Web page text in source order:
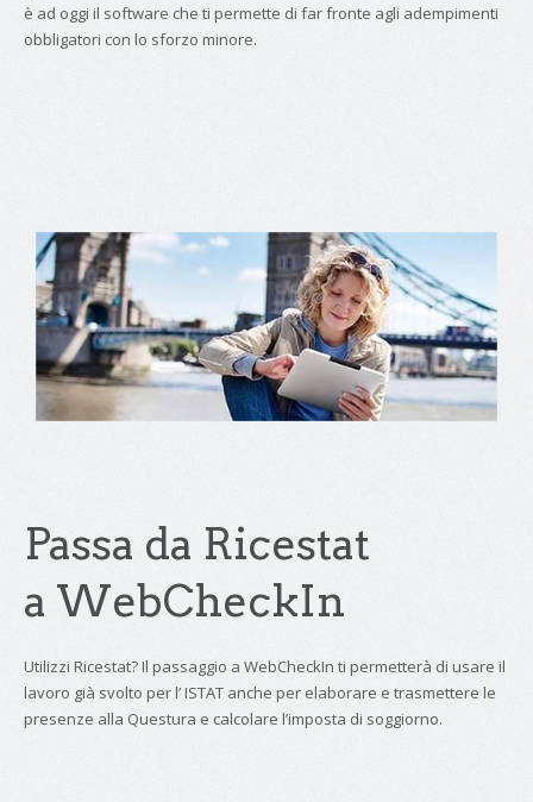
è ad oggi il software che ti permette di far fronte agli adempimenti
obbligatori con lo sforzo minore.
Passa da Ricestat
a WebCheckIn
Utilizzi Ricestat? Il passaggio a WebCheckIn ti permetterà di usare il
lavoro già svolto per l’ ISTAT anche per elaborare e trasmettere le
presenze alla Questura e calcolare l’imposta di soggiorno.